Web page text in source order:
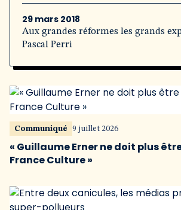
29 mars 2018
Aux grandes réformes les grands
Pascal Perri
Communiqué 9 juillet 2026
« Guillaume Erner ne doit plus
France Culture »